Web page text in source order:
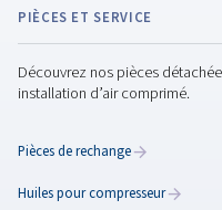
fiable